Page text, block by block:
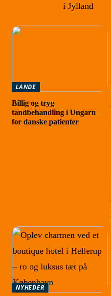
i Jylland
LANDE
Billig og tryg
tandbehandling i Ungarn
for danske patienter
NYHEDER